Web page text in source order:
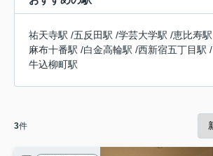
祐天寺駅 /五反田駅 /学芸大学駅 /恵比寿駅
麻布十番駅 /白金高輪駅 /西新宿五丁目駅 /
牛込柳町駅
3件